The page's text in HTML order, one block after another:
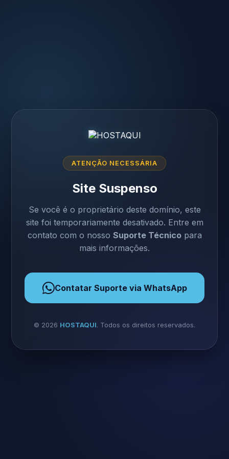
ATENÇÃO NECESSÁRIA
Site Suspenso
Se você é o proprietário deste domínio, este
site foi temporariamente desativado. Entre em
contato com o nosso Suporte Técnicopara
mais informações.
Contatar Suporte via WhatsApp
© 2026 HOSTAQUI. Todos os direitos reservados.